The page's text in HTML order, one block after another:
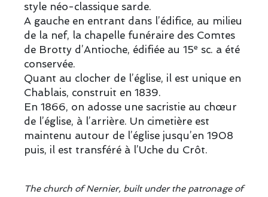
style néo-classique sarde.
A gauche en entrant dans l’édifice, au milieu
de la nef, la chapelle funéraire des Comtes
de Brotty d’Antioche, édifiée au 15e sc. a été
conservée.
Quant au clocher de l’église, il est unique en
Chablais, construit en 1839.
En 1866, on adosse une sacristie au chœur
de l’église, à l’arrière. Un cimetière est
maintenu autour de l’église jusqu’en 1908
puis, il est transféré à l’Uche du Crôt.
The church of Nernier, built under the patronage of